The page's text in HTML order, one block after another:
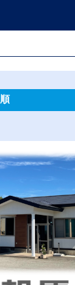
給与を基準）
多い順
多い順